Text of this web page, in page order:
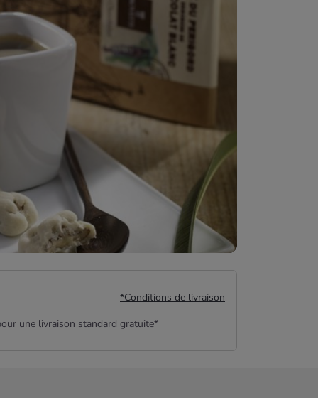
*Conditions de livraison
une livraison standard gratuite*